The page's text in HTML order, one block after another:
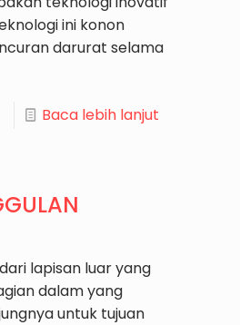
ini konon
darurat selama
Baca lebih lanjut
lapisan luar yang
dalam yang
untuk tujuan